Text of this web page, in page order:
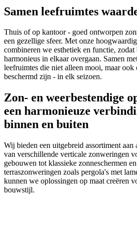
Samen leefruimtes
Thuis of op kantoor - goed ontworpen
een gezellige sfeer. Met onze
combineren we esthetiek en functie,
harmonieus in elkaar overgaan. Samen
leefruimtes die niet alleen mooi, maar ook
beschermd zijn - in elk seizoen.
Zon- en weerbestendige
een harmonieuze
binnen en buiten
Wij bieden een uitgebreid assortiment aan
van verschillende verticale zonweringen
gebouwen tot klassieke zonneschermen
terraszonweringen zoals pergola's met
kunnen we oplossingen op maat creëren
bouwstijl.